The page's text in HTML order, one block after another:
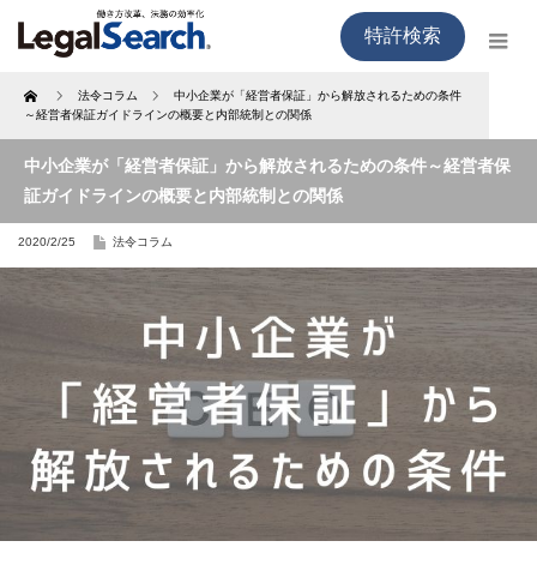
特許検索
Home 法令コラム
中小企業が「経営者保証」から解放されるための条件
～経営者保証ガイドラインの概要と内部統制との関係
中小企業が「経営者保証」から解放されるための条件～経営者保
証ガイドラインの概要と内部統制との関係
2020/2/25 法令コラム